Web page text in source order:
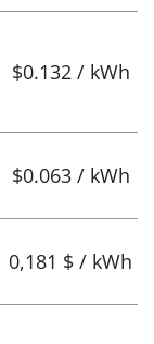
$0.132 / kWh
$0.063 / kWh
0,181 $ / kWh